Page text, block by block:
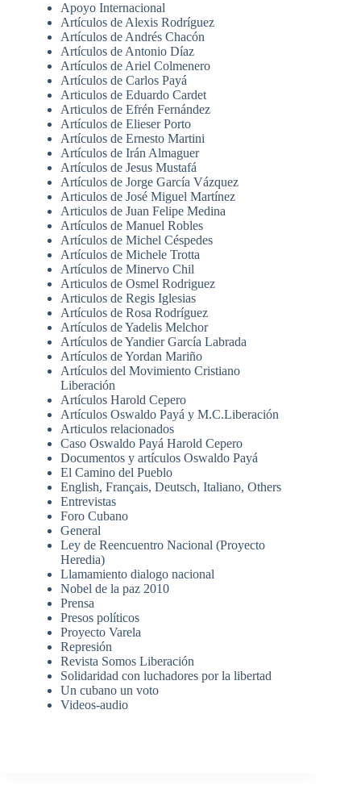
Apoyo Internacional
Artículos de Alexis Rodríguez
Artículos de Andrés Chacón
Artículos de Antonio Díaz
Artículos de Ariel Colmenero
Artículos de Carlos Payá
Articulos de Eduardo Cardet
Articulos de Efrén Fernández
Artículos de Elieser Porto
Artículos de Ernesto Martini
Artículos de Irán Almaguer
Artículos de Jesus Mustafá
Artículos de Jorge García Vázquez
Articulos de José Miguel Martínez
Articulos de Juan Felipe Medina
Artículos de Manuel Robles
Artículos de Michel Céspedes
Artículos de Michele Trotta
Artículos de Minervo Chil
Articulos de Osmel Rodriguez
Articulos de Regis Iglesias
Artículos de Rosa Rodríguez
Artículos de Yadelis Melchor
Artículos de Yandier García Labrada
Artículos de Yordan Mariño
Artículos del Movimiento Cristiano
Liberación
Artículos Harold Cepero
Artículos Oswaldo Payá y M.C.Liberación
Articulos relacionados
Caso Oswaldo Payá Harold Cepero
Documentos y artículos Oswaldo Payá
El Camino del Pueblo
English, Français, Deutsch, Italiano, Others
Entrevistas
Foro Cubano
General
Ley de Reencuentro Nacional (Proyecto
Heredia)
Llamamiento dialogo nacional
Nobel de la paz 2010
Prensa
Presos políticos
Proyecto Varela
Represión
Revista Somos Liberación
Solidaridad con luchadores por la libertad
Un cubano un voto
Videos-audio